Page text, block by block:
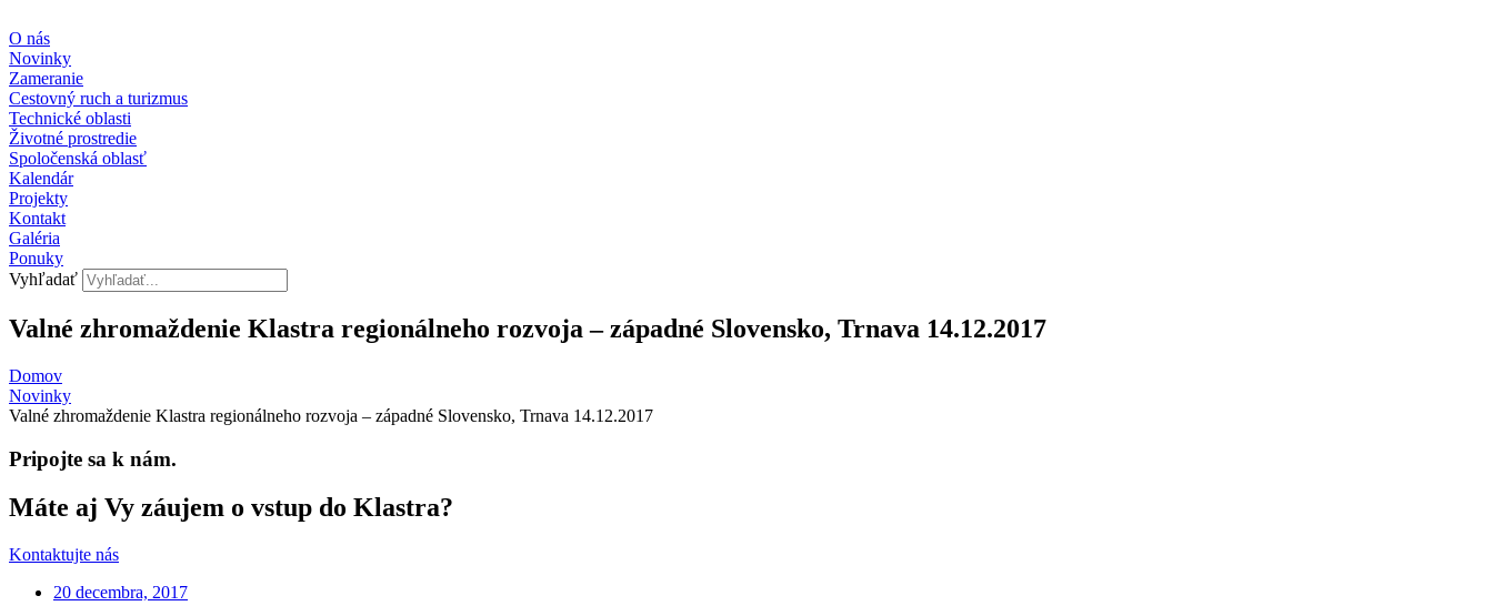
na
obsah
O nás
Novinky
Zameranie
Cestovný ruch a turizmus
Technické oblasti
Životné prostredie
Spoločenská oblasť
Kalendár
Projekty
Kontakt
Galéria
Ponuky
Vyhľadať
Valné zhromaždenie Klastra regionálneho rozvoja – západné Slovensko, Trnava 14.12.2017
Domov
Novinky
Valné zhromaždenie Klastra regionálneho rozvoja – západné Slovensko, Trnava 14.12.2017
Pripojte sa k nám.
Máte aj Vy záujem o vstup do Klastra?
Kontaktujte nás
20 decembra, 2017